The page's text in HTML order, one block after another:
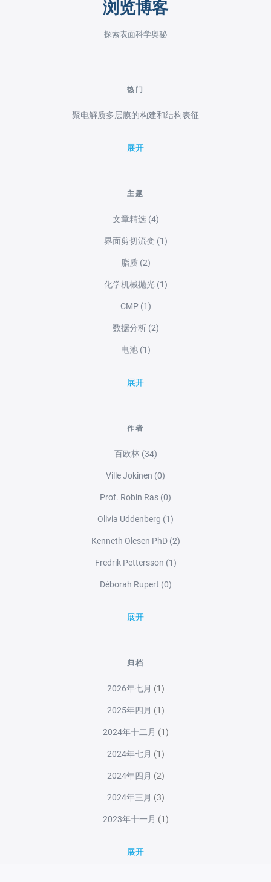
浏览博客
探索表面科学奥秘
热门
聚电解质多层膜的构建和结构表征
展开
主题
文章精选 (4)
界面剪切流变 (1)
脂质 (2)
化学机械抛光 (1)
CMP (1)
数据分析 (2)
电池 (1)
展开
作者
百欧林 (34)
Ville Jokinen (0)
Prof. Robin Ras (0)
Olivia Uddenberg (1)
Kenneth Olesen PhD (2)
Fredrik Pettersson (1)
Déborah Rupert (0)
展开
归档
2026年七月 (1)
2025年四月 (1)
2024年十二月 (1)
2024年七月 (1)
2024年四月 (2)
2024年三月 (3)
2023年十一月 (1)
展开